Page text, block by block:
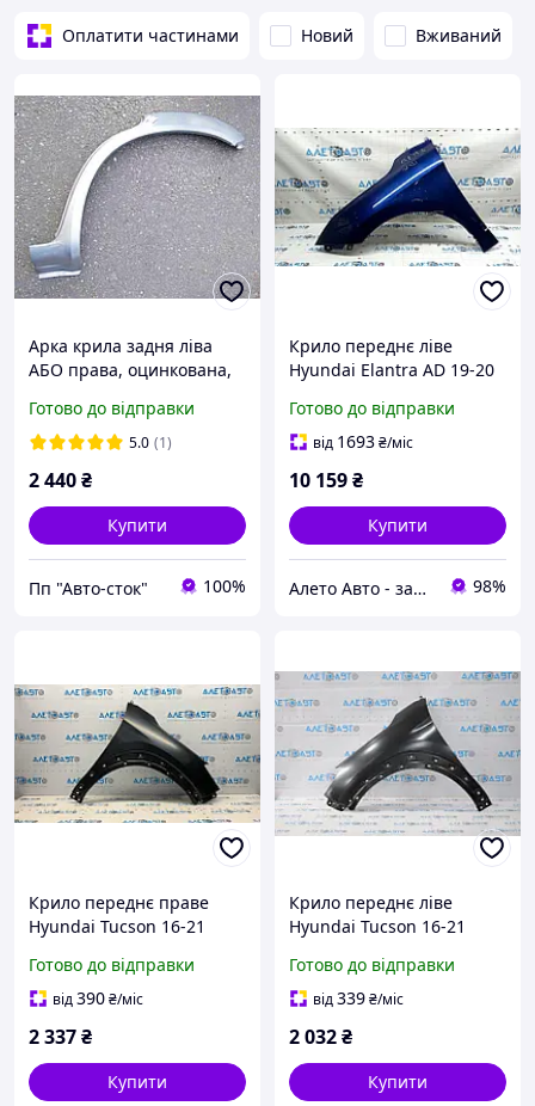
Оплатити частинами Новий Вживаний
Арка крила задня ліва
АБО права, оцинкована,
(Хюндай ТУКСОН), 2003-
120 г.
Готово до відправки
5.0 (1)
2 440₴
Купити
Пп "Авто-сток" 100%
Крило переднє ліве
Hyundai Elantra AD 19-20
подряпини 66310F2500
Готово до відправки
від 1693₴/міс
10 159₴
Купити
Алето Авто - запчастини на авто зі США 98%
Крило переднє праве
Hyundai Tucson 16-21
Тайвань 66321D3000
Готово до відправки
від390₴/міс
2 337₴
Купити
Крило переднє ліве
Hyundai Tucson 16-21
66311D3000
Готово до відправки
від339₴/міс
2 032₴
Купити